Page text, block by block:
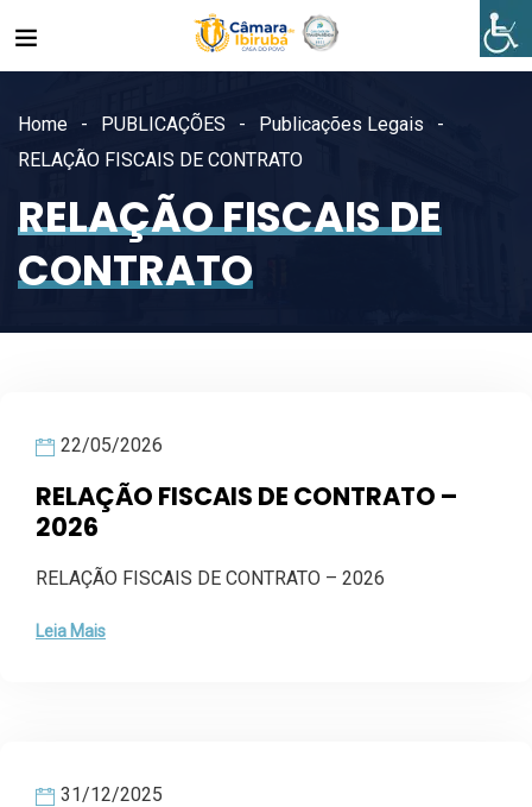
Home PUBLICAÇÕES
Publicações Legais
RELAÇÃO FISCAIS DE CONTRATO
RELAÇÃO FISCAIS DE
CONTRATO
22/05/2026
RELAÇÃO FISCAIS DE CONTRATO –
2026
RELAÇÃO FISCAIS DE CONTRATO – 2026
Leia Mais
31/12/2025